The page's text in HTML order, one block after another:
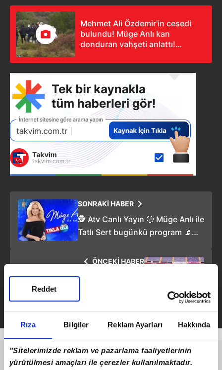
Rıza Bilgiler Reklam Ayarları Hakkında
"Sitelerimizde reklam ve pazarlama faaliyetlerinin
yürütülmesi amaçları ile çerezler kullanılmaktadır.
Reddet
Mehmet Ali Özdemir'in cesedi
bulundu! Müge Anlı kan
donduran vahşeti anlattı!
sebze ve meyve mi konuldu?
SONRAKİ HABER
🕵️ Atv Canlı Yayın 🔴 Müge Anlı ile
Tatlı Sert bugünkü program 📡
ÖNCEKİ HABER
A SPOR CANLI 📺 HATAY -
SAKARYA ZİRAAT TÜRKİYE
KUPASI ⚽ ZTK 5. TUR MAÇI
ŞİFRESİZ CANLI YAYINDA
NAKLEN İZLE